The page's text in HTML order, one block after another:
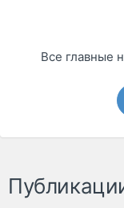
Все главные